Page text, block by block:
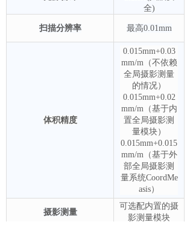
全)
扫描分辨率 最高0.01mm
体积精度
0.015mm+0.03
mm/m（不依赖
全局摄影测量
的情况）
0.015mm+0.02
mm/m（基于内
置全局摄影测
量模块）
0.015mm+0.015
mm/m（基于外
部全局摄影测
量系统CoordMe
asis）
摄影测量
可选配内置的摄
影测量模块